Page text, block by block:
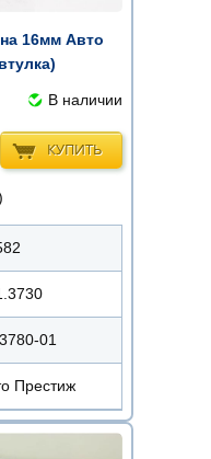
16мм Авто
В наличии
КУПИТЬ
01
Престиж